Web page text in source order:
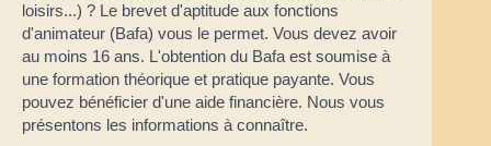
loisirs...) ? Le brevet d'aptitude aux fonctions
d'animateur (Bafa) vous le permet. Vous devez avoir
au moins 16 ans. L'obtention du Bafa est soumise à
une formation théorique et pratique payante. Vous
pouvez bénéficier d'une aide financière. Nous vous
présentons les informations à connaître.